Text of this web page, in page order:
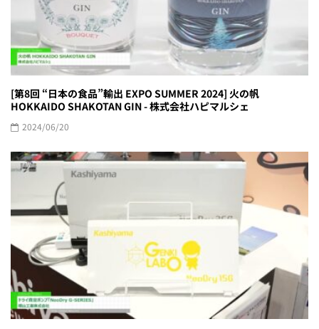
[第8回 “日本の食品”輸出 EXPO SUMMER 2024] 火の帆
HOKKAIDO SHAKOTAN GIN - 株式会社ハピマルシェ
2024/06/20